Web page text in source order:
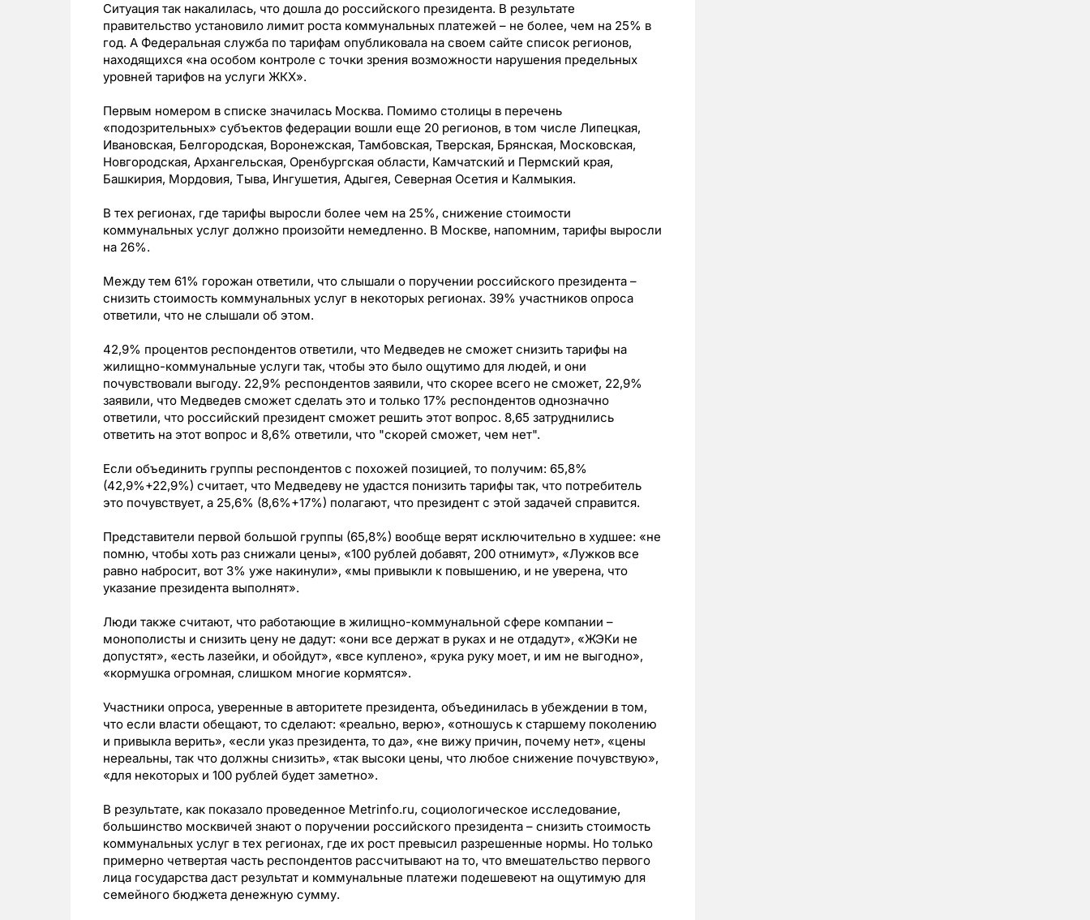
Ситуация так накалилась, что дошла до российского президента. В результате
правительство установило лимит роста коммунальных платежей – не более, чем на 25% в
год. А Федеральная служба по тарифам опубликовала на своем сайте список регионов,
находящихся «на особом контроле с точки зрения возможности нарушения предельных
уровней тарифов на услуги ЖКХ».
Первым номером в списке значилась Москва. Помимо столицы в перечень
«подозрительных» субъектов федерации вошли еще 20 регионов, в том числе Липецкая,
Ивановская, Белгородская, Воронежская, Тамбовская, Тверская, Брянская, Московская,
Новгородская, Архангельская, Оренбургская области, Камчатский и Пермский края,
Башкирия, Мордовия, Тыва, Ингушетия, Адыгея, Северная Осетия и Калмыкия.
В тех регионах, где тарифы выросли более чем на 25%, снижение стоимости
коммунальных услуг должно произойти немедленно. В Москве, напомним, тарифы выросли
на 26%.
Между тем 61% горожан ответили, что слышали о поручении российского президента –
снизить стоимость коммунальных услуг в некоторых регионах. 39% участников опроса
ответили, что не слышали об этом.
42,9% процентов респондентов ответили, что Медведев не сможет снизить тарифы на
жилищно-коммунальные услуги так, чтобы это было ощутимо для людей, и они
почувствовали выгоду. 22,9% респондентов заявили, что скорее всего не сможет, 22,9%
заявили, что Медведев сможет сделать это и только 17% респондентов однозначно
ответили, что российский президент сможет решить этот вопрос. 8,65 затруднились
ответить на этот вопрос и 8,6% ответили, что "скорей сможет, чем нет".
Если объединить группы респондентов с похожей позицией, то получим: 65,8%
(42,9%+22,9%) считает, что Медведеву не удастся понизить тарифы так, что потребитель
это почувствует, а 25,6% (8,6%+17%) полагают, что президент с этой задачей справится.
Представители первой большой группы (65,8%) вообще верят исключительно в худшее: «не
помню, чтобы хоть раз снижали цены», «100 рублей добавят, 200 отнимут», «Лужков все
равно набросит, вот 3% уже накинули», «мы привыкли к повышению, и не уверена, что
указание президента выполнят».
Люди также считают, что работающие в жилищно-коммунальной сфере компании –
монополисты и снизить цену не дадут: «они все держат в руках и не отдадут», «ЖЭКи не
допустят», «есть лазейки, и обойдут», «все куплено», «рука руку моет, и им не выгодно»,
«кормушка огромная, слишком многие кормятся».
Участники опроса, уверенные в авторитете президента, объединилась в убеждении в том,
что если власти обещают, то сделают: «реально, верю», «отношусь к старшему поколению
и привыкла верить», «если указ президента, то да», «не вижу причин, почему нет», «цены
нереальны, так что должны снизить», «так высоки цены, что любое снижение почувствую»,
«для некоторых и 100 рублей будет заметно».
В результате, как показало проведенное Metrinfo.ru, социологическое исследование,
большинство москвичей знают о поручении российского президента – снизить стоимость
коммунальных услуг в тех регионах, где их рост превысил разрешенные нормы. Но только
примерно четвертая часть респондентов рассчитывают на то, что вмешательство первого
лица государства даст результат и коммунальные платежи подешевеют на ощутимую для
семейного бюджета денежную сумму.